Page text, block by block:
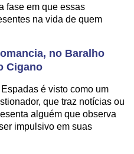
fase em que essas
na vida de quem
no Baralho
Cigano
é visto como um
que traz notícias ou
alguém que observa
impulsivo em suas